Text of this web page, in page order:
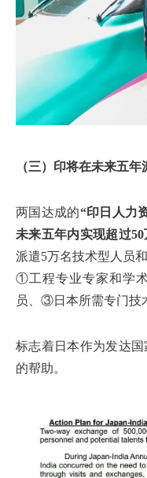
（三）印将在未来五
两国达成的“印日人力
未来五年内实现超过
派遣5万名技术型人员
①工程专业专家和学
员、③日本所需专门技
标志着日本作为发达
的帮助。